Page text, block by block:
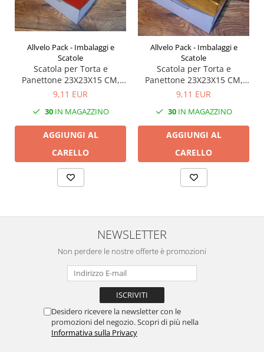
Allvelo Pack - Imbalaggi e
Scatole
Scatola per Torta e
Panettone 23X23X15 CM,
con finestra, Rosso, Set 5
9,11 EUR
30IN MAGAZZINO
AGGIUNGI AL
CARELLO
Allvelo Pack - Imbalaggi e
Scatole
Scatola per Torta e
Panettone 23X23X15 CM,
con finestra, Oro, Set 5
9,11 EUR
30IN MAGAZZINO
AGGIUNGI AL
CARELLO
NEWSLETTER
Non perdere le nostre offerte è promozioni
Desidero ricevere la newsletter con le
promozioni del negozio. Scopri di più nella
Informativa sulla Privacy